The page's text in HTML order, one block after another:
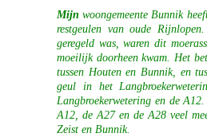
Mijnwoongemeente Bunnik
restgeulen van oude
geregeld was, waren dit
moeilijk doorheen kwam. Het
tussen Houten en Bunnik, en
geul in het
Langbroekerwetering en de
A12, de A27 en de A28 veel
Zeist en Bunnik.